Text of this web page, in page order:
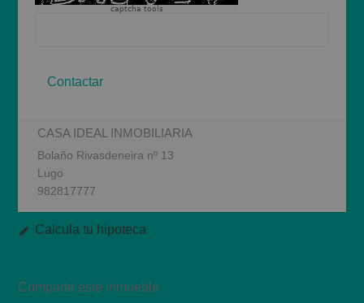
captcha tools
Contactar
CASA IDEAL INMOBILIARIA
Bolaño Rivasdeneira nº 13
Lugo
982817777
Calcula tu hipoteca
Comparte este inmueble